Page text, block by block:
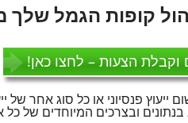
שלך מ 3 בתי השקעות
וקבלת הצעות – לחצו כאן!
פנסיוני או כל סוג אחר של
ובצרכים המיוחדים של כל